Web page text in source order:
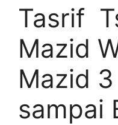
Tasrif
Mazid
Mazid 3
sampai